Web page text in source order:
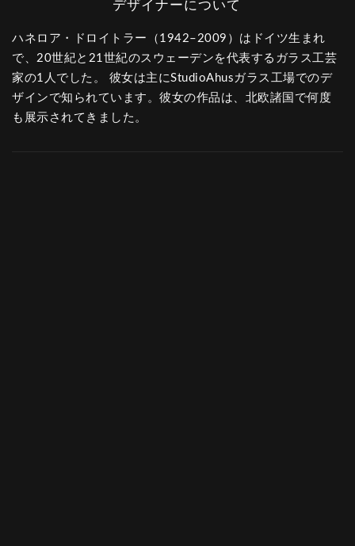
ハネロア・ドロイトラー（1942–2009）はドイツ生まれ
で、20世紀と21世紀のスウェーデンを代表するガラス工芸
家の1人でした。 彼女は主にStudioAhusガラス工場でのデ
ザインで知られています。彼女の作品は、北欧諸国で何度
も展示されてきました。